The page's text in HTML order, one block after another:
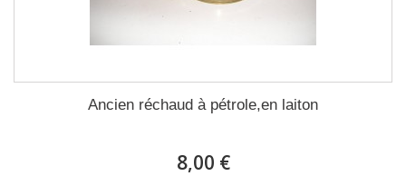
Ancien réchaud à pétrole,en laiton
8,00 €